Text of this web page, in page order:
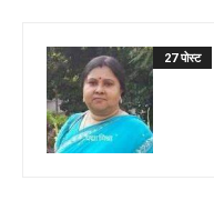
27 पोस्ट